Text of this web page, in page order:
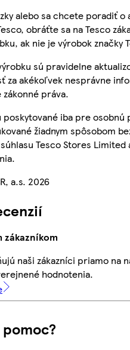
alebo sa chcete poradiť o
obráťte sa na Tesco
ak nie je výrobok značky
sú pravidelne
za akékoľvek nesprávne
zákonné práva.
iba pre osobnú
žiadnym spôsobom
Tesco Stores Limited
a.s. 2026
zákazníkom
naši zákazníci priamo na
hodnotenia.